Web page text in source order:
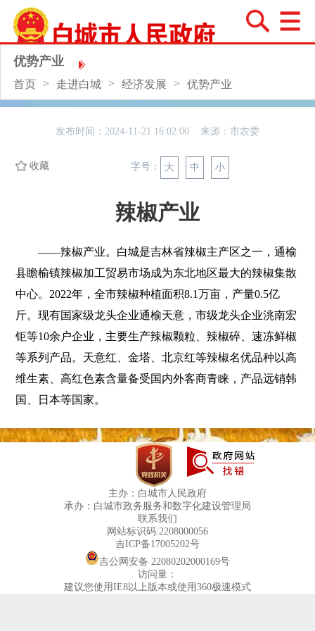
优势产业
首页 > 走进白城 > 经济发展 > 优势产业
发布时间：2024-11-21 16:02:00 来源： 市农委
收藏 字号： 大 中 小
辣椒产业
——辣椒产业。 白城是吉林省辣椒主产区之一，通榆
县瞻榆镇辣椒加工贸易市场成为东北地区最大的辣椒集散
中心。 2022年，全市辣椒种植面积8.1万亩，产量0.5亿
斤。现有国家级龙头企业通榆天意，市级龙头企业洮南宏
钜等10余户企业，主要生产辣椒颗粒、辣椒碎、速冻鲜椒
等系列产品。天意红、金塔、北京红等辣椒名优品种以高
维生素、高红色素含量备受国内外客商青睐，产品远销韩
国、日本等国家。
主办：白城市人民政府
承办：白城市政务服务和数字化建设管理局
联系我们
网站标识码:2208000056
吉ICP备17005202号
吉公网安备 22080202000169号
访问量：
建议您使用IE8以上版本或使用360极速模式